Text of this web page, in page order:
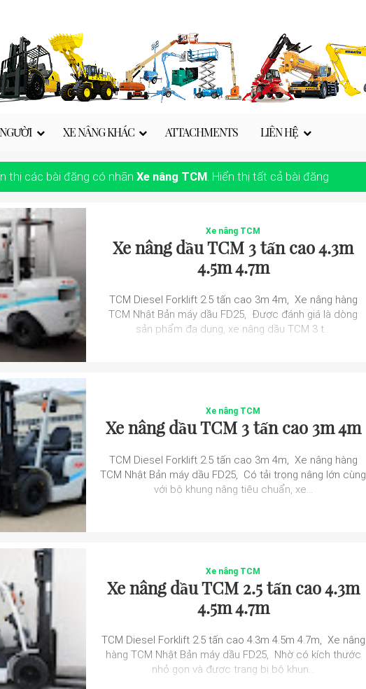
XE NÂNG KHÁC ATTACHMENTS LIÊN HỆ
thị các bài đăng có nhãn Xe nâng TCM. Hiển thị tất cả bài đăng
Xe nâng TCM
Xe nâng dầu TCM 3 tấn cao 4.3m
4.5m 4.7m
TCM Diesel Forklift 2.5 tấn cao 3m 4m, Xe nâng hàng
TCM Nhật Bản máy dầu FD25, Được đánh giá là dòng
sản phẩm đa dụng, xe nâng dầu TCM 3 t...
Xe nâng TCM
Xe nâng dầu TCM 3 tấn cao 3m 4m
TCM Diesel Forklift 2.5 tấn cao 3m 4m, Xe nâng hàng
TCM Nhật Bản máy dầu FD25, Có tải trọng nâng lớn cùng
với bộ khung nâng tiêu chuẩn, xe...
Xe nâng TCM
Xe nâng dầu TCM 2.5 tấn cao 4.3m
4.5m 4.7m
TCM Diesel Forklift 2.5 tấn cao 4.3m 4.5m 4.7m, Xe nâng
hàng TCM Nhật Bản máy dầu FD25, Nhờ có kích thước
nhỏ gọn và được trang bị bộ khun...